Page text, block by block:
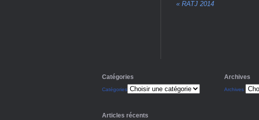
«RATJ 2014
Catégories
Catégories
Articles récents
Archives
Archives